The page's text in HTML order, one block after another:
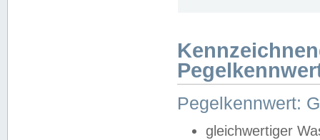
Pegelkennwert:
gleichwertiger